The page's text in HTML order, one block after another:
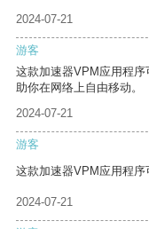
2024-07-21
游客
这款加速器VPM应用程
助你在网络上自由移动。
2024-07-21
游客
这款加速器VPM应用程序
2024-07-21